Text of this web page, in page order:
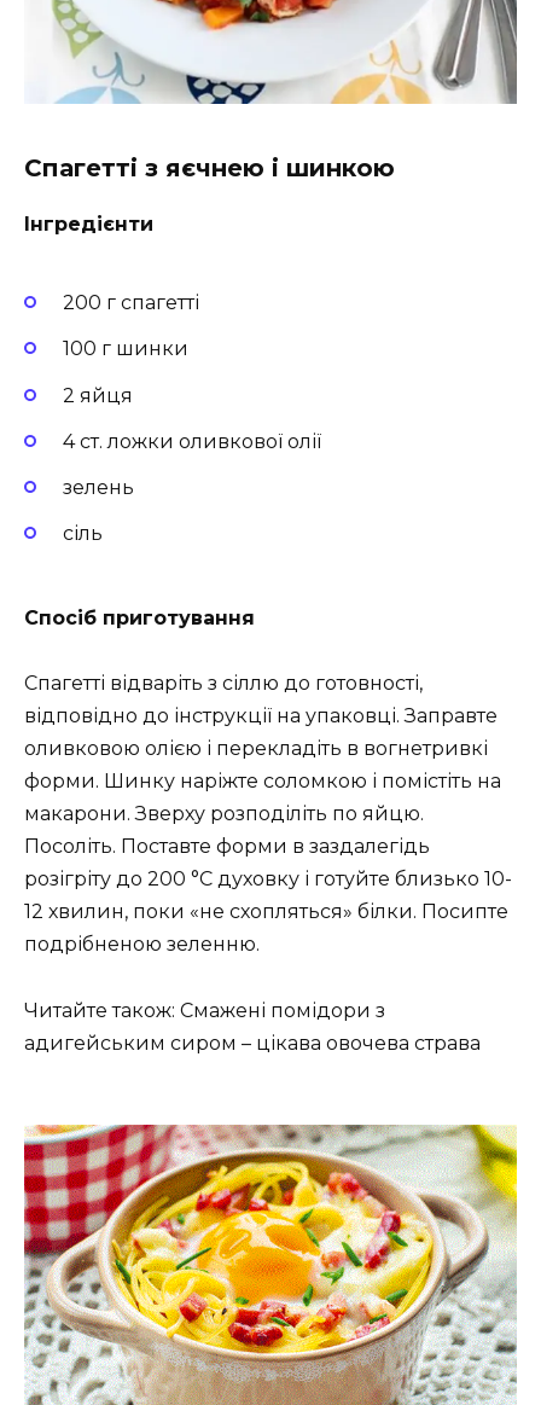
Спагетті з яєчнею і шинкою
Інгредієнти
200 г спагетті
100 г шинки
2 яйця
4 ст. ложки оливкової олії
зелень
сіль
Спосіб приготування
Спагетті відваріть з сіллю до готовності,
відповідно до інструкції на упаковці. Заправте
оливковою олією і перекладіть в вогнетривкі
форми. Шинку наріжте соломкою і помістіть на
макарони. Зверху розподіліть по яйцю.
Посоліть. Поставте форми в заздалегідь
розігріту до 200 °C духовку і готуйте близько 10-
12 хвилин, поки «не схопляться» білки. Посипте
подрібненою зеленню.
Читайте також: Смажені помідори з
адигейським сиром – цікава овочева страва